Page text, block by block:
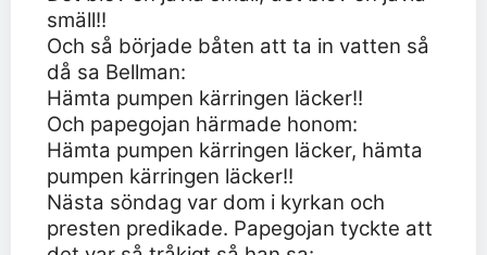
smäll!!
Och så började båten att ta in vatten så
då sa Bellman:
Hämta pumpen kärringen läcker!!
Och papegojan härmade honom:
Hämta pumpen kärringen läcker, hämta
pumpen kärringen läcker!!
Nästa söndag var dom i kyrkan och
presten predikade. Papegojan tyckte att